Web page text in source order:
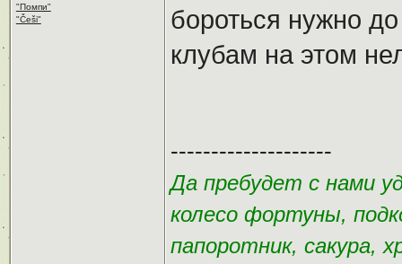
"Помпи"
"Češi"
бороться нужно
клубам на этом
--------------------
Да пребудет с нами
колесо фортуны,
папоротник, сакура,